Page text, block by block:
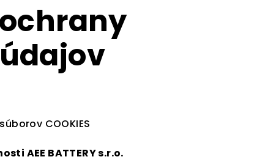
COOKIES
AEE BATTERY s.r.o.